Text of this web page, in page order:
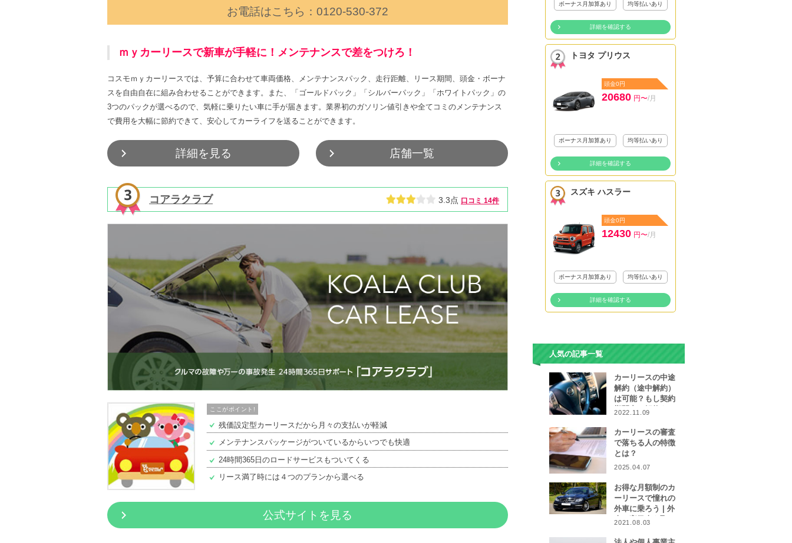
お電話はこちら：0120‐530‐372
ｍｙカーリースで新車が手軽に！メンテナンスで差をつけろ！
コスモｍｙカーリースでは、予算に合わせて車両価格、メンテナンスパック、走行距離、リース期間、頭金・ボーナ
スを自由自在に組み合わせることができます。また、「ゴールドパック」「シルバーパック」「ホワイトパック」の
3つのパックが選べるので、気軽に乗りたい車に手が届きます。業界初のガソリン値引きや全てコミのメンテナンス
で費用を大幅に節約できて、安心してカーライフを送ることができます。
詳細を見る 店舗一覧
コアラクラブ 3.3点 口コミ 14件
ここがポイント!
残価設定型カーリースだから月々の支払いが軽減
メンテナンスパッケージがついているからいつでも快適
24時間365日のロードサービスもついてくる
リース満了時には４つのプランから選べる
公式サイトを見る
ボーナス月加算あり 均等払いあり
詳細を確認する
トヨタ プリウス
頭金0円
20680 円〜/月
ボーナス月加算あり 均等払いあり
詳細を確認する
スズキ ハスラー
頭金0円
12430 円〜/月
ボーナス月加算あり 均等払いあり
詳細を確認する
人気の記事一覧
カーリースの中途
解約（途中解約）
は可能？もし契約
期間中に解約をし
なったら…
2022.11.09
カーリースの審査
で落ちる人の特徴
とは？
2025.04.07
お得な月額制のカ
ーリースで憧れの
外車に乗ろう | 外
車や高級車を取り
者をご紹介！
2021.08.03